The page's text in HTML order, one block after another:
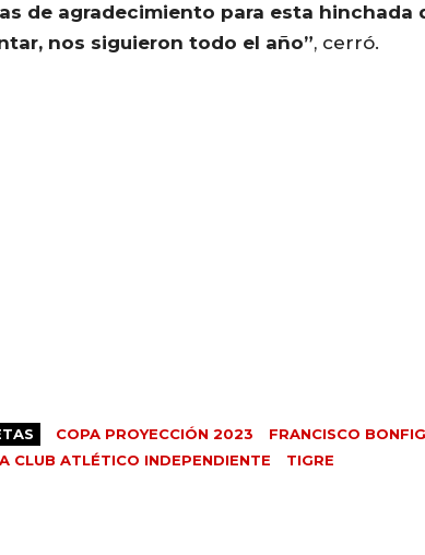
de agradecimiento para esta hinchada
nos siguieron todo el año”, cerró.
COPA PROYECCIÓN 2023
FRANCISCO
CLUB ATLÉTICO INDEPENDIENTE
TIGRE